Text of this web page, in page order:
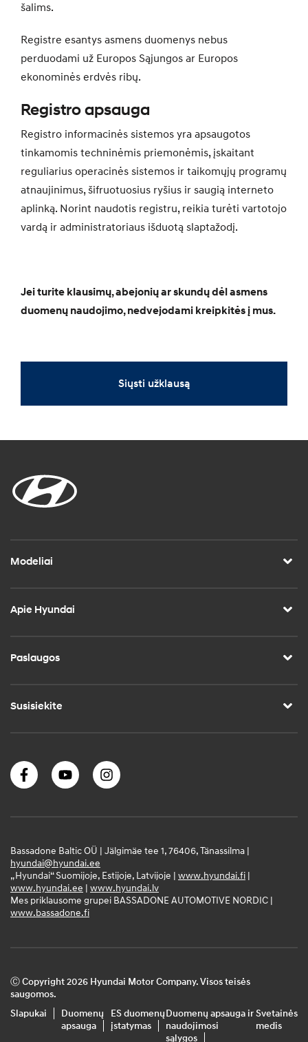
šalims.
Registre esantys asmens duomenys nebus
perduodami už Europos Sąjungos ar Europos
ekonominės erdvės ribų.
Registro apsauga
Registro informacinės sistemos yra apsaugotos
tinkamomis techninėmis priemonėmis, įskaitant
reguliarius operacinės sistemos ir taikomųjų programų
atnaujinimus, šifruotuosius ryšius ir saugią interneto
aplinką. Norint naudotis registru, reikia turėti vartotojo
vardą ir administratoriaus išduotą slaptažodį.
Jei turite klausimų, abejonių ar skundų dėl asmens
duomenų naudojimo, nedvejodami kreipkitės į mus.
Siųsti užklausą
Modeliai
Apie Hyundai
Paslaugos
Susisiekite
Bassadone Baltic OÜ | Jälgimäe tee 1, 76406, Tänassilma |
hyundai@hyundai.ee
„Hyundai“ Suomijoje, Estijoje, Latvijoje | www.hyundai.fi |
www.hyundai.ee | www.hyundai.lv
Mes priklausome grupei BASSADONE AUTOMOTIVE NORDIC |
www.bassadone.fi
Ⓒ Copyright 2026 Hyundai Motor Company. Visos teisės
saugomos.
Slapukai
Duomenų
apsauga
ES duomenų
įstatymas
Duomenų apsauga ir
naudojimosi
sąlygos
Svetainės
medis